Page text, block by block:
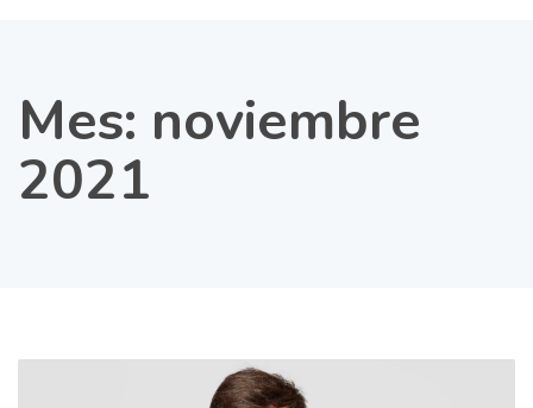
Mes: noviembre
2021